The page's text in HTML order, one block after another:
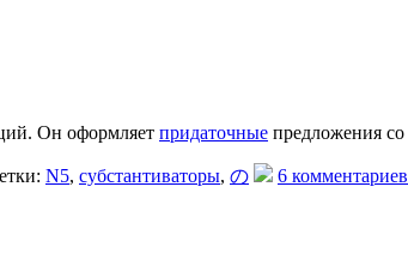
Он оформляет придаточные предложения
N5, субстантиваторы, の
6